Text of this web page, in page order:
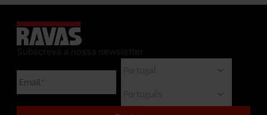
Subscreva a nossa newsletter